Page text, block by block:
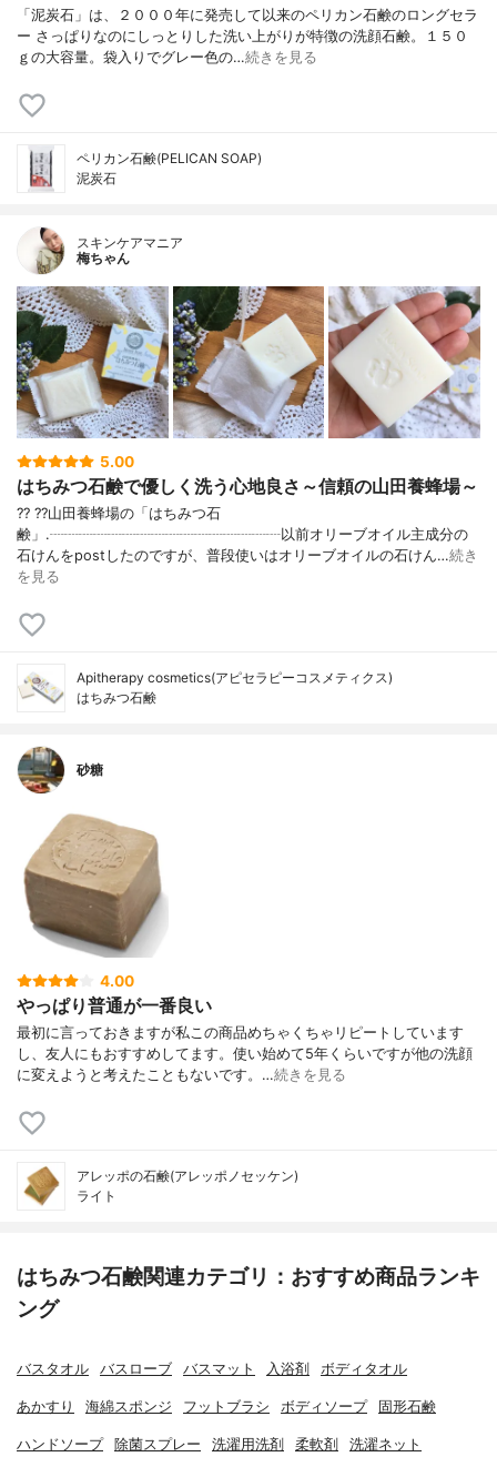
「泥炭石」は、２０００年に発売して以来のペリカン石鹸のロングセラ
ー さっぱりなのにしっとりした洗い上がりが特徴の洗顔石鹸。１５０
ｇの大容量。袋入りでグレー色の…続きを見る
ペリカン石鹸(PELICAN SOAP)
泥炭石
スキンケアマニア
梅ちゃん
5.00
はちみつ石鹸で優しく洗う心地良さ～信頼の山田養蜂場～
?? ??山田養蜂場の「はちみつ石
鹸」.┈┈┈┈┈┈┈┈┈┈┈┈┈┈┈┈以前オリーブオイル主成分の
石けんをpostしたのですが、普段使いはオリーブオイルの石けん…続き
を見る
Apitherapy cosmetics(アピセラピーコスメティクス)
はちみつ石鹸
砂糖
4.00
やっぱり普通が一番良い
最初に言っておきますが私この商品めちゃくちゃリピートしています
し、友人にもおすすめしてます。使い始めて5年くらいですが他の洗顔
に変えようと考えたこともないです。…続きを見る
アレッポの石鹸(アレッポノセッケン)
ライト
はちみつ石鹸関連カテゴリ：おすすめ商品ランキ
ング
バスタオル バスローブ バスマット 入浴剤 ボディタオル
あかすり 海綿スポンジ フットブラシ ボディソープ 固形石鹸
ハンドソープ 除菌スプレー 洗濯用洗剤 柔軟剤 洗濯ネット